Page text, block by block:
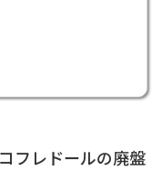
フレドールの廃盤